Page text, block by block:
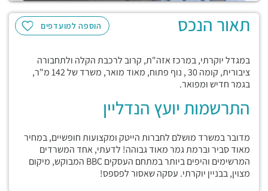
הוספה למועדפים תאור הנכס
במגדל יוקרתי, במרכז אזה"ת, קרוב לרכבת הקלה ולתחבורה
ציבורית, קומה 30 , נוף פתוח, מאוד מואר, משרד של 142 מ"ר,
בגמר חדיש ומפואר.
התרשמות יועץ הנדליין
מדובר במשרד מושלם לחברות הייטק ומקצועות חופשיים, במחיר
מאוד סביר וברמת גמר מאוד גבוהה! לדעתי, אחד המשרדים
המרשימים והיפים ביותר במתחם העסקים BBC המבוקש, מיקום
מצוין, בבניין יוקרתי. עסקה שאסור לפספס!